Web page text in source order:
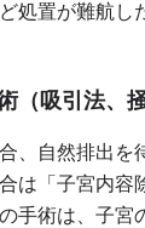
処置が難航し
（吸引法、
、自然排出を
は「子宮内容
手術は、子宮